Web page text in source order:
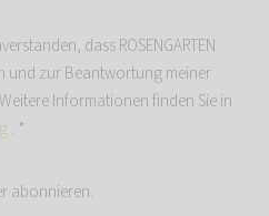
dass ROSENGARTEN
und zur Beantwortung meiner
Informationen finden Sie in
. *
abonnieren.